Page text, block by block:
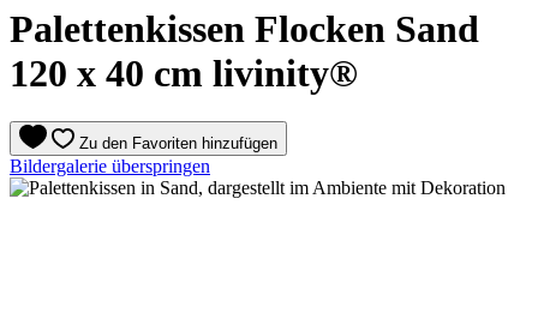
Palettenkissen Flocken Sand
120 x 40 cm livinity®
Zu den Favoriten hinzufügen
Bildergalerie überspringen